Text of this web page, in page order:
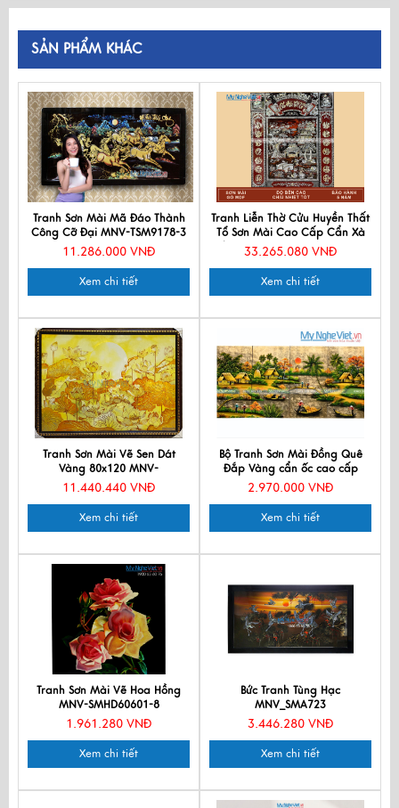
SẢN PHẨM KHÁC
Tranh Sơn Mài Mã Đáo Thành
Công Cỡ Đại MNV-TSM9178-3
11.286.000 VNĐ
Xem chi tiết
Tranh Liễn Thờ Cửu Huyền Thất
Tổ Sơn Mài Cao Cấp Cẩn Xà
Cừ 140x160cm MNV-SMA195-
1416
33.265.080 VNĐ
Xem chi tiết
Tranh Sơn Mài Vẽ Sen Dát
Vàng 80x120 MNV-
TSMCV80120
11.440.440 VNĐ
Xem chi tiết
Bộ Tranh Sơn Mài Đồng Quê
Đắp Vàng cẩn ốc cao cấp
TSM363-4
2.970.000 VNĐ
Xem chi tiết
Tranh Sơn Mài Vẽ Hoa Hồng
MNV-SMHD60601-8
1.961.280 VNĐ
Xem chi tiết
Bức Tranh Tùng Hạc
MNV_SMA723
3.446.280 VNĐ
Xem chi tiết